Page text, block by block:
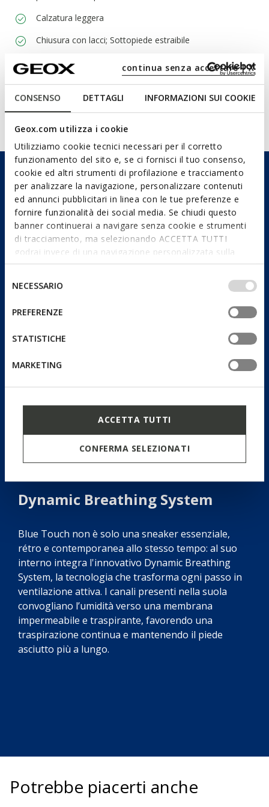
CONSENSO DETTAGLI INFORMAZIONI SUI COOKIE
Geox.com utilizza i cookie
Utilizziamo cookie tecnici necessari per il corretto
funzionamento del sito e, se ci fornisci il tuo consenso,
cookie ed altri strumenti di profilazione e tracciamento
per analizzare la navigazione, personalizzare contenuti
ed annunci pubblicitari in linea con le tue preferenze e
fornire funzionalità dei social media. Se chiudi questo
banner continuerai a navigare senza cookie e strumenti
di tracciamento, ma selezionando ACCETTA TUTTI
godrai invece di una navigazione personalizzata sulla
base dei tuoi gusti ed interessi. Selezionando
IMPOSTAZIONI potrai anche scegliere quali cookies ed
altri strumenti di tracciamento autorizzare. Per maggiori
informazioni o per modificare in qualsiasi momento le
tue impostazioni, visita la nostra
consenso
NECESSARIO
PREFERENZE
STATISTICHE
MARKETING
ACCETTA TUTTI
CONFERMA SELEZIONATI
continua senza accettare | X
Calzatura leggera
Chiusura con lacci; Sottopiede estraibile
Materiali
Dynamic Breathing System
Blue Touch non è solo una sneaker essenziale,
rétro e contemporanea allo stesso tempo: al suo
interno integra l'innovativo Dynamic Breathing
System, la tecnologia che trasforma ogni passo in
ventilazione attiva. I canali presenti nella suola
convogliano l’umidità verso una membrana
impermeabile e traspirante, favorendo una
traspirazione continua e mantenendo il piede
asciutto più a lungo.
Potrebbe piacerti anche